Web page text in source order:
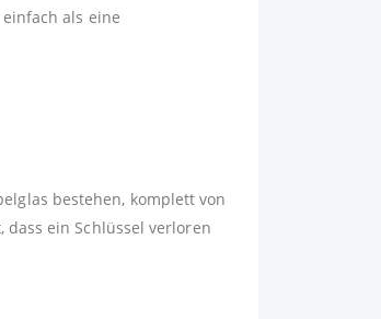
als eine
bestehen, komplett von
ein Schlüssel verloren